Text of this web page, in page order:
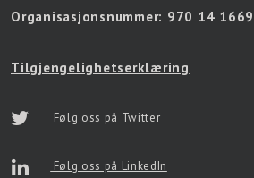
Organisasjonsnummer: 970 14 1669
Tilgjengelighetserklæring
Følg oss på Twitter
Følg oss på LinkedIn